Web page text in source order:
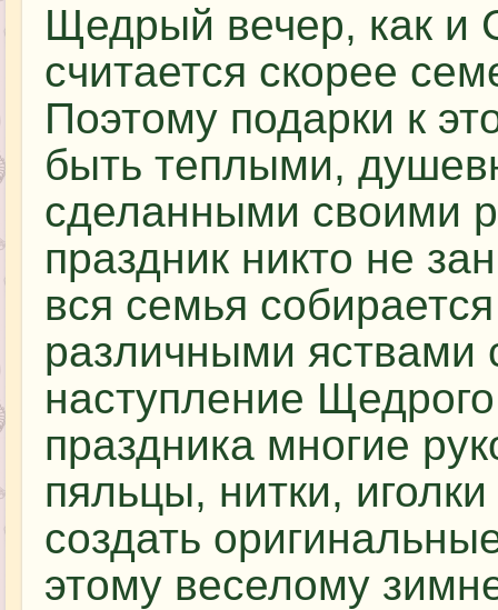
Щедрый вечер, как и
считается скорее
Поэтому подарки к
быть теплыми,
сделанными своими
праздник никто не
вся семья
различными яствами
наступление
праздника многие
пяльцы, нитки,
создать
этому веселому